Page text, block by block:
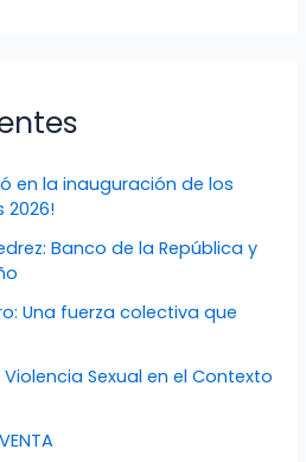
en la inauguración de los
2026!
Banco de la República y
Una fuerza colectiva que
Sexual en el Contexto